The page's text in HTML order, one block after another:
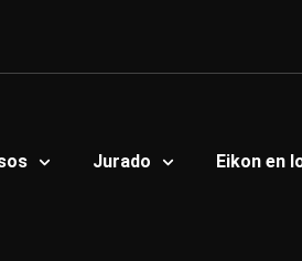
Jurado Eikon en